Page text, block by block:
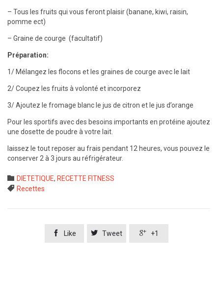
– Tous les fruits qui vous feront plaisir (banane, kiwi, raisin,
pomme ect)
– Graine de courge (facultatif)
Préparation:
1/ Mélangez les flocons et les graines de courge avec le lait
2/ Coupez les fruits à volonté et incorporez
3/ Ajoutez le fromage blanc le jus de citron et le jus d’orange
Pour les sportifs avec des besoins importants en protéine ajoutez
une dosette de poudre à votre lait.
laissez le tout reposer au frais pendant 12 heures, vous pouvez le
conserver 2 à 3 jours au réfrigérateur.
 Category
DIETETIQUE, RECETTE FITNESS
 Tags
Recettes
 Like  Tweet  +1